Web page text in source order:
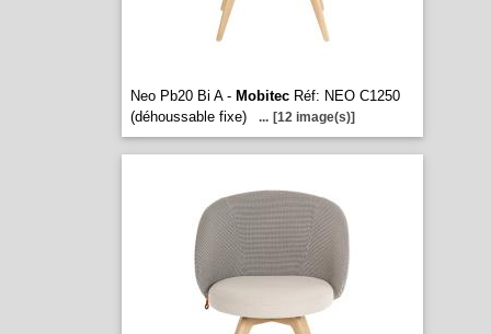
Neo Pb20 Bi A - MobitecRéf: NEO C1250
(déhoussable fixe)
... [12 image(s)]